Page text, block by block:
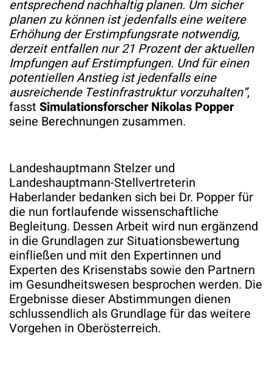
entsprechend nachhaltig planen. Um sicher
planen zu können ist jedenfalls eine weitere
Erhöhung der Erstimpfungsrate notwendig,
derzeit entfallen nur 21 Prozent der aktuellen
Impfungen auf Erstimpfungen. Und für einen
potentiellen Anstieg ist jedenfalls eine
ausreichende Testinfrastruktur vorzuhalten“,
fasst Simulationsforscher Nikolas Popper
seine Berechnungen zusammen.
Landeshauptmann Stelzer und
Landeshauptmann-Stellvertreterin
Haberlander bedanken sich bei Dr. Popper für
die nun fortlaufende wissenschaftliche
Begleitung. Dessen Arbeit wird nun ergänzend
in die Grundlagen zur Situationsbewertung
einfließen und mit den Expertinnen und
Experten des Krisenstabs sowie den Partnern
im Gesundheitswesen besprochen werden. Die
Ergebnisse dieser Abstimmungen dienen
schlussendlich als Grundlage für das weitere
Vorgehen in Oberösterreich.